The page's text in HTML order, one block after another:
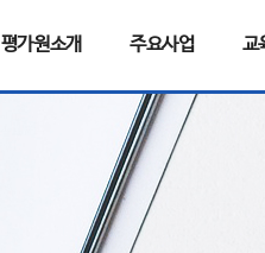
평가원소개 주요사업 교